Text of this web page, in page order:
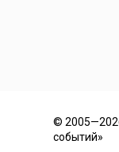
©
событий»